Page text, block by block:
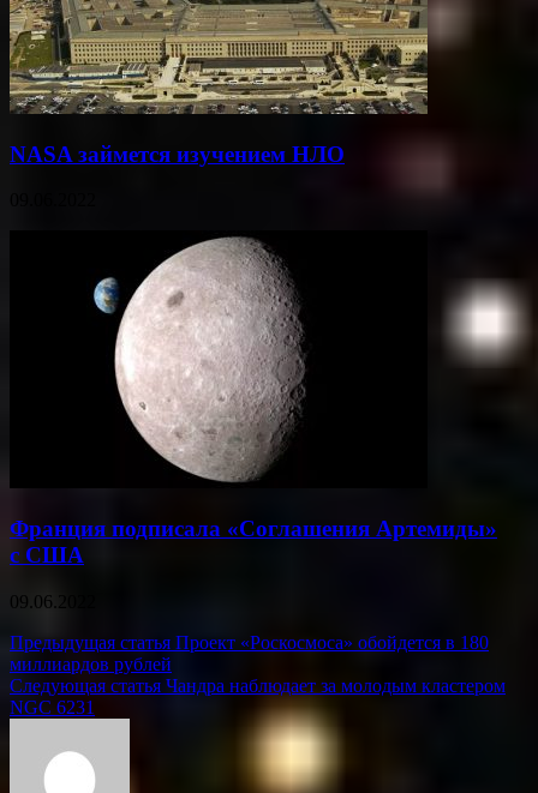
NASA займется изучением НЛО
Франция подписала «Соглашения Артемиды»
с США
09.06.2022
Навигация
по
записям
Предыдущая статья Проект «Роскосмоса» обойдется в 180
миллиардов рублей
Следующая статья Чандра наблюдает за молодым кластером
NGC 6231